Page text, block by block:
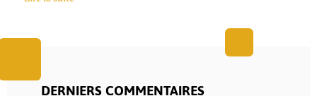
DERNIERS COMMENTAIRES